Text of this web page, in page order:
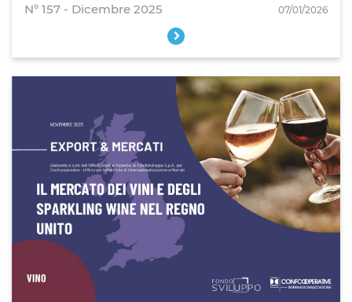
N° 157 - Dicembre 2025
07/01/2026